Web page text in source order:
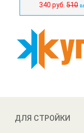
340 руб. 510
ДЛЯ СТРОЙКИ